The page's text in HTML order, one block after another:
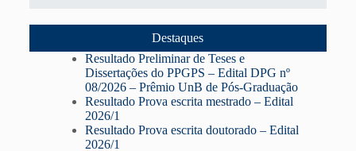
Destaques
Resultado Preliminar de Teses e
Dissertações do PPGPS – Edital DPG nº
08/2026 – Prêmio UnB de Pós-Graduação
Resultado Prova escrita mestrado – Edital
2026/1
Resultado Prova escrita doutorado – Edital
2026/1